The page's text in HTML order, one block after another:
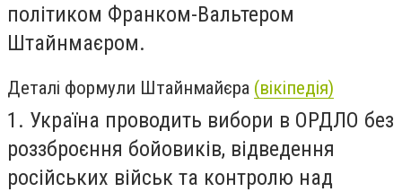
політиком Франком-Вальтером
Штайнмаєром.
Деталі формули Штайнмайєра (вікіпедія)
1. Україна проводить вибори в ОРДЛО без
роззброєння бойовиків, відведення
російських військ та контролю над